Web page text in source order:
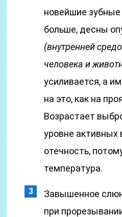
новейшие
больше, десны
(внутренней
человека и
усиливается, а
на это, как на
Возрастает
уровне активных
отечность,
температура.
Завышенное
при